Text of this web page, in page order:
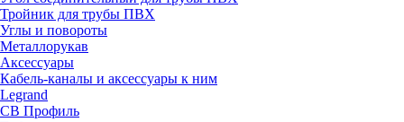
Тройник для трубы ПВХ
Углы и повороты
Металлорукав
Аксессуары
Кабель-каналы и аксессуары к ним
Legrand
СВ Профиль